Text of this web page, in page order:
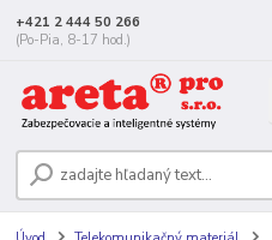
+421 2 444 50 266
(Po-Pia, 8-17 hod.)